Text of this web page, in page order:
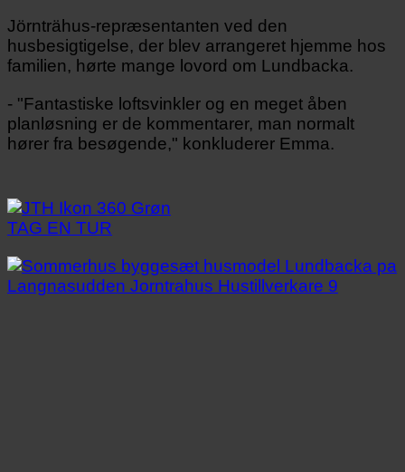
Jörnträhus-repræsentanten ved den
husbesigtigelse, der blev arrangeret hjemme hos
familien, hørte mange lovord om Lundbacka.
- "Fantastiske loftsvinkler og en meget åben
planløsning er de kommentarer, man normalt
hører fra besøgende," konkluderer Emma.
TAG EN TUR